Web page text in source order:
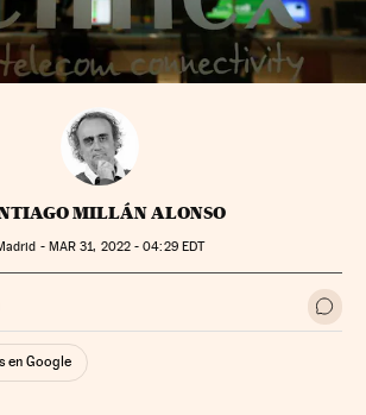
MILLÁN ALONSO
- MAR 31, 2022 - 04:29EDT
Facebook
en TwitterRedes Sociales Ir a
en Google